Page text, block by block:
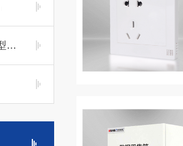
等百分比带刻度盘V型球阀